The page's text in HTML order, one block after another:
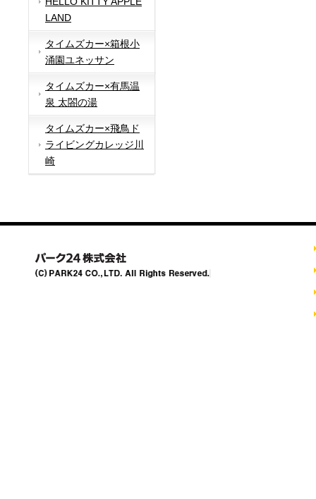
LAND
タイムズカー×箱根小
涌園ユネッサン
タイムズカー×有馬温
泉 太閤の湯
タイムズカー×飛鳥ド
ライビングカレッジ川
崎